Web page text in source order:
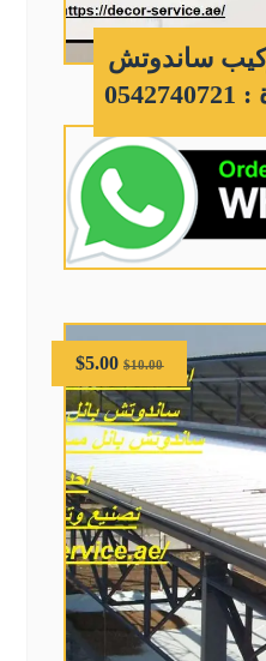
ساندوتش
$10.00
$5.00